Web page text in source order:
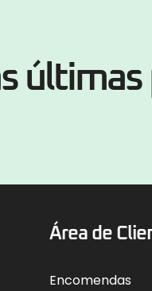
Área de
Encomendas